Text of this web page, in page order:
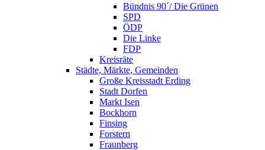
Bündnis 90´/ Die Grünen
SPD
ÖDP
Die Linke
FDP
Kreisräte
Städte, Märkte, Gemeinden
Große Kreisstadt Erding
Stadt Dorfen
Markt Isen
Bockhorn
Finsing
Forstern
Fraunberg